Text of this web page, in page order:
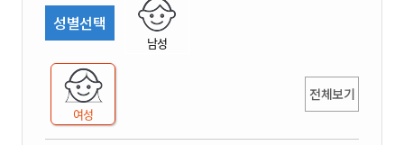
성별선택
남성
여성
전체보기